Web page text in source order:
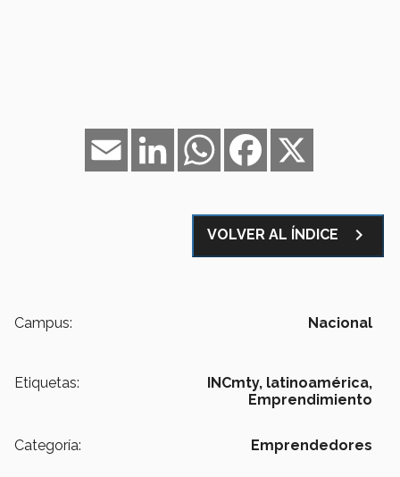
Facebook
WhatsApp
LinkedIn
Email
VOLVER AL ÍNDICE navigate_next
Campus: Nacional
Etiquetas: INCmty, latinoamérica,
Emprendimiento
Categoría: Emprendedores